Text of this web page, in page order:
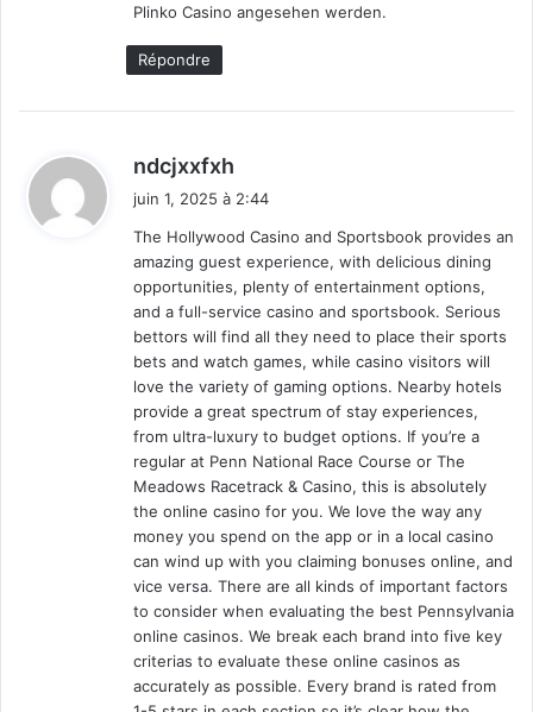
Plinko Casino angesehen werden.
Répondre
ndcjxxfxh
:
juin 1, 2025 à 2:44
The Hollywood Casino and Sportsbook provides an
amazing guest experience, with delicious dining
opportunities, plenty of entertainment options,
and a full-service casino and sportsbook. Serious
bettors will find all they need to place their sports
bets and watch games, while casino visitors will
love the variety of gaming options. Nearby hotels
provide a great spectrum of stay experiences,
from ultra-luxury to budget options. If you’re a
regular at Penn National Race Course or The
Meadows Racetrack & Casino, this is absolutely
the online casino for you. We love the way any
money you spend on the app or in a local casino
can wind up with you claiming bonuses online, and
vice versa. There are all kinds of important factors
to consider when evaluating the best Pennsylvania
online casinos. We break each brand into five key
criterias to evaluate these online casinos as
accurately as possible. Every brand is rated from